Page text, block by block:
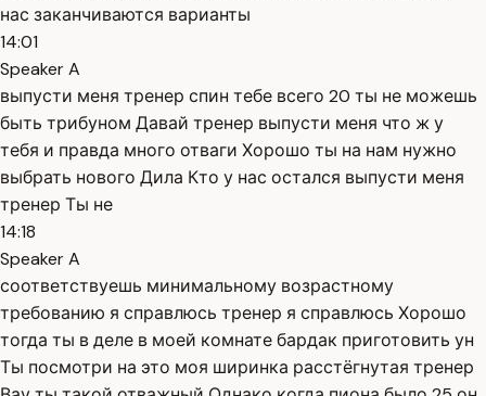
нас заканчиваются варианты
14:01
Speaker A
выпусти меня тренер спин тебе всего 20 ты не можешь
быть трибуном Давай тренер выпусти меня что ж у
тебя и правда много отваги Хорошо ты на нам нужно
выбрать нового Дила Кто у нас остался выпусти меня
тренер Ты не
14:18
Speaker A
соответствуешь минимальному возрастному
требованию я справлюсь тренер я справлюсь Хорошо
тогда ты в деле в моей комнате бардак приготовить ун
Ты посмотри на это моя ширинка расстёгнутая тренер